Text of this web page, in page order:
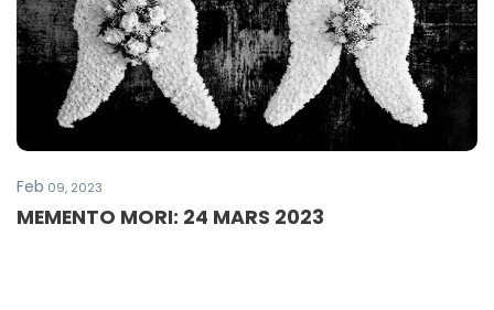
Feb 09, 2023
MEMENTO MORI: 24 MARS 2023